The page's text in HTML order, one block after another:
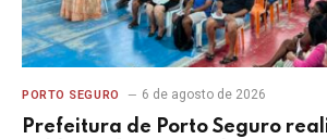
PORTO SEGURO 6 de agosto de 2026
Prefeitura de Porto Seguro